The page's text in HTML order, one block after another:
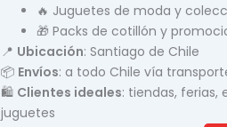
🔥 Juguetes de moda y
🎁 Packs de cotillón y
📍 Ubicación: Santiago de Chile
📦 Envíos: a todo Chile vía
🛍️ Clientes ideales: tiendas,
juguetes